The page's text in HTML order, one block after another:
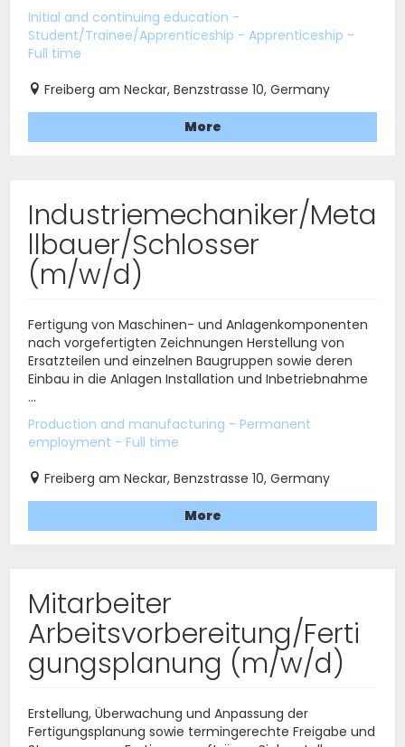
Initial and continuing education -
Student/Trainee/Apprenticeship - Apprenticeship -
Full time
Freiberg am Neckar, Benzstrasse 10, Germany
More
Industriemechaniker/Meta
llbauer/Schlosser
(m/w/d)
Fertigung von Maschinen- und Anlagenkomponenten
nach vorgefertigten Zeichnungen Herstellung von
Ersatzteilen und einzelnen Baugruppen sowie deren
Einbau in die Anlagen Installation und Inbetriebnahme
...
Production and manufacturing - Permanent
employment - Full time
Freiberg am Neckar, Benzstrasse 10, Germany
More
Mitarbeiter
Arbeitsvorbereitung/Ferti
gungsplanung (m/w/d)
Erstellung, Überwachung und Anpassung der
Fertigungsplanung sowie termingerechte Freigabe und